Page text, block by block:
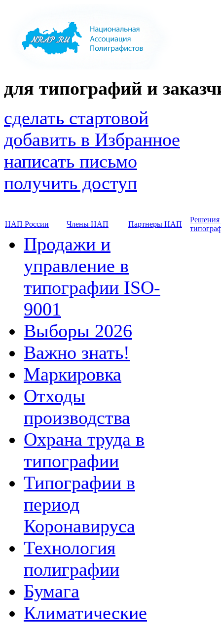
для типографий и
сделать стартовой
добавить в Избранное
написать письмо
получить доступ
НАП России Члены НАП Партнеры НАП
Решения
Продажи и
управление в
типографии ISO-
9001
Выборы 2026
Важно знать!
Маркировка
Отходы
производства
Охрана труда в
типографии
Типографии в
период
Коронавируса
Технология
полиграфии
Бумага
Климатические